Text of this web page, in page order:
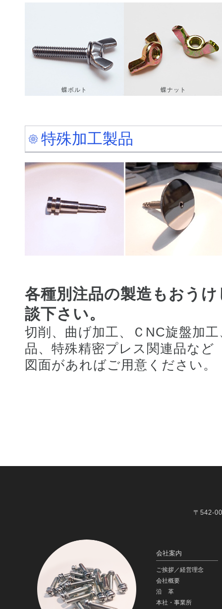
蝶ボルト 蝶ナット
特殊加工製品
各種別注品の製造もおう
談下さい。
切削、曲げ加工、ＣNC旋盤加
品、特殊精密プレス関連品など
図面があればご用意ください。
〒542-
会社案内
ご挨拶／経営理念
会社概要
沿 革
本社・事業所